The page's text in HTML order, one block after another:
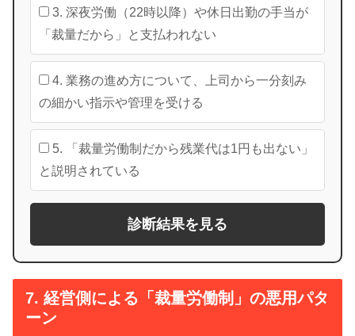
3. 深夜労働（22時以降）や休日出勤の手当が
「裁量だから」と支払われない
4. 業務の進め方について、上司から一分刻み
の細かい指示や管理を受ける
5. 「裁量労働制だから残業代は1円も出ない」
と説明されている
診断結果を見る
7. 経営側による「裁量労働制」の悪用パタ
ーン